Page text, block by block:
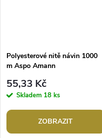
Polyesterové nitě návin 1000
m Aspo Amann
55,33 Kč
Skladem 18 ks
ZOBRAZIT